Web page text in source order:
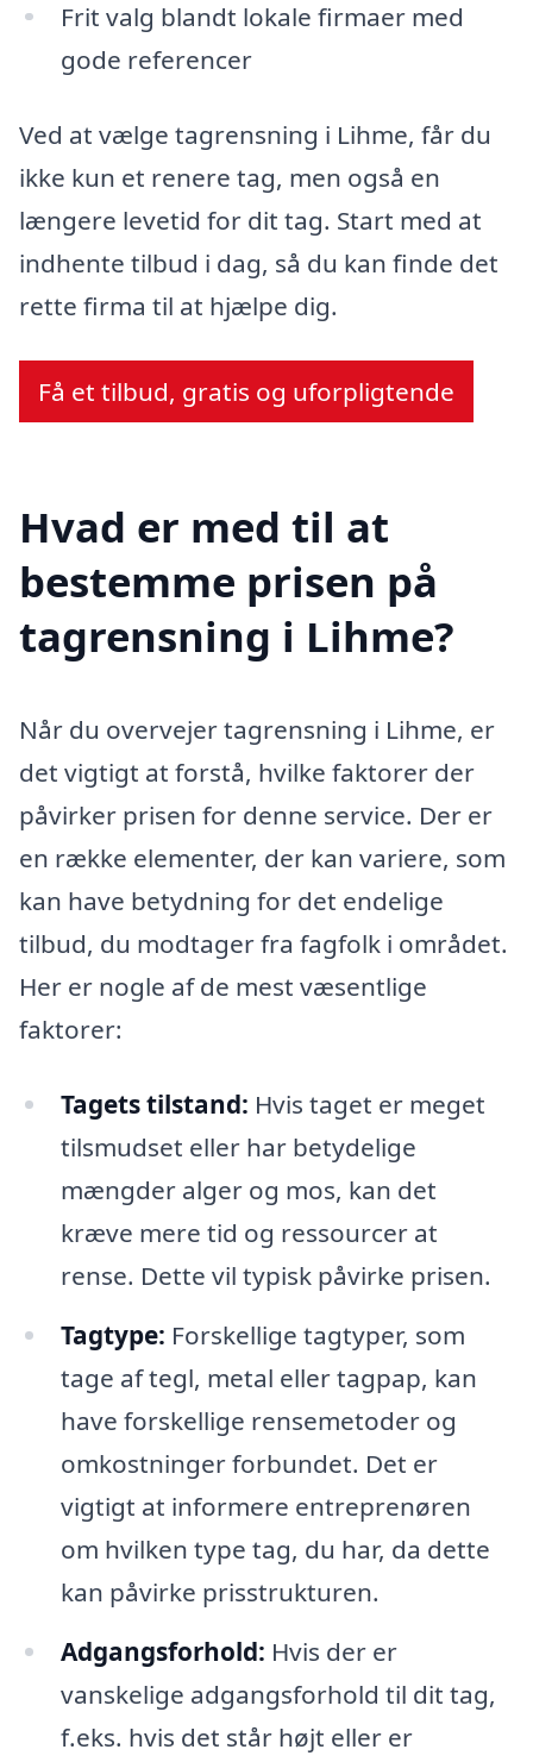
Frit valg blandt lokale firmaer med
gode referencer
Ved at vælge tagrensning i Lihme, får du
ikke kun et renere tag, men også en
længere levetid for dit tag. Start med at
indhente tilbud i dag, så du kan finde det
rette firma til at hjælpe dig.
Få et tilbud, gratis og uforpligtende
Hvad er med til at
bestemme prisen på
tagrensning i Lihme?
Når du overvejer tagrensning i Lihme, er
det vigtigt at forstå, hvilke faktorer der
påvirker prisen for denne service. Der er
en række elementer, der kan variere, som
kan have betydning for det endelige
tilbud, du modtager fra fagfolk i området.
Her er nogle af de mest væsentlige
faktorer:
Tagets tilstand: Hvis taget er meget
tilsmudset eller har betydelige
mængder alger og mos, kan det
kræve mere tid og ressourcer at
rense. Dette vil typisk påvirke prisen.
Tagtype: Forskellige tagtyper, som
tage af tegl, metal eller tagpap, kan
have forskellige rensemetoder og
omkostninger forbundet. Det er
vigtigt at informere entreprenøren
om hvilken type tag, du har, da dette
kan påvirke prisstrukturen.
Adgangsforhold: Hvis der er
vanskelige adgangsforhold til dit tag,
f.eks. hvis det står højt eller er